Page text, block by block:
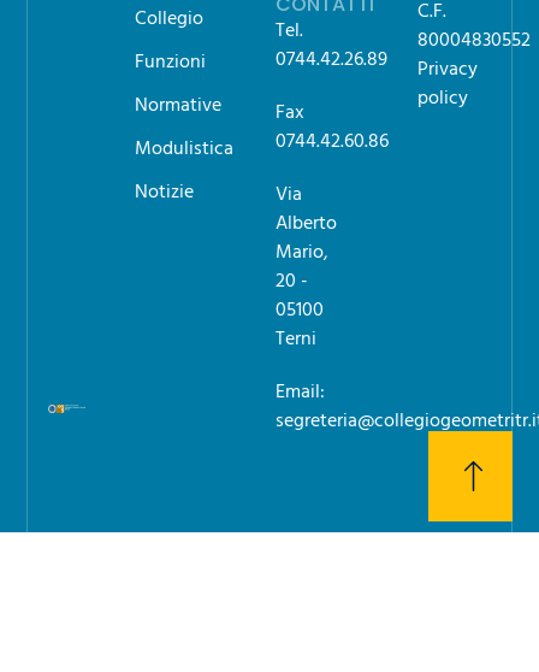
Collegio
Funzioni
Normative
Modulistica
Notizie
Tel.
0744.42.26.89
Fax
0744.42.60.86
Via
Alberto
Mario,
20 -
05100
Terni
Email:
C.F.
80004830552
Privacy
policy